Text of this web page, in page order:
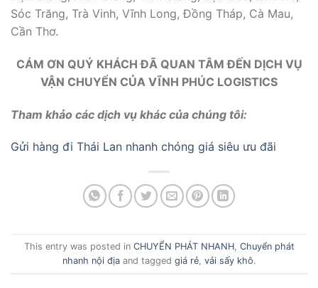
Sóc Trăng, Trà Vinh, Vĩnh Long, Đồng Tháp, Cà Mau,
Cần Thơ.
CÁM ƠN QUÝ KHÁCH ĐÃ QUAN TÂM ĐẾN DỊCH VỤ
VẬN CHUYỂN CỦA VĨNH PHÚC LOGISTICS
Tham khảo các dịch vụ khác của chúng tôi:
Gửi hàng đi Thái Lan nhanh chóng giá siêu ưu đãi
This entry was posted in CHUYỂN PHÁT NHANH, Chuyển phát
nhanh nội địaand tagged giá rẻ, vải sấy khô.